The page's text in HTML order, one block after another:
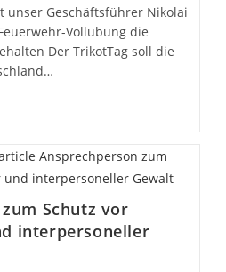
unser Geschäftsführer Nikolai
Vollübung die
Der TrikotTag soll die
Schutz vor
interpersoneller